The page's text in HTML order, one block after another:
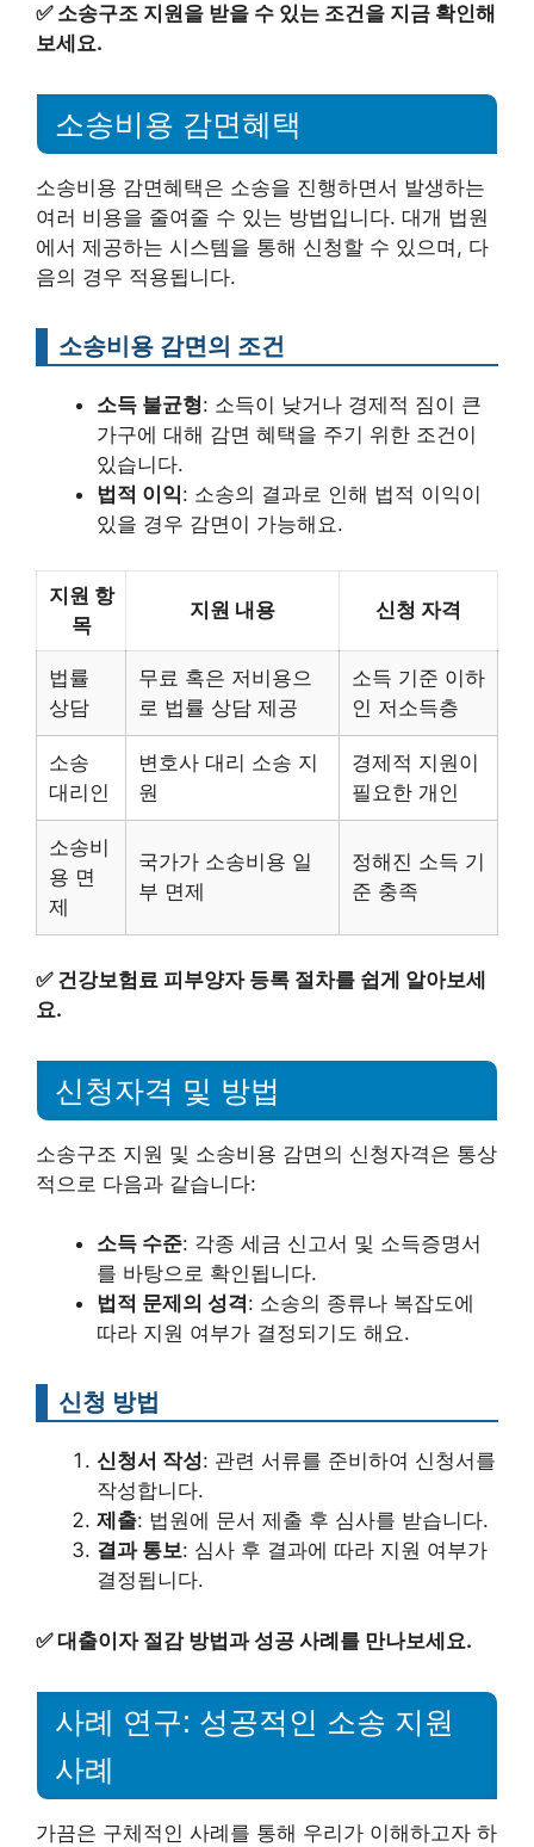
✅ 소송구조 지원을 받을 수 있는 조건을 지금 확인해
보세요.
소송비용 감면혜택
소송비용 감면혜택은 소송을 진행하면서 발생하는
여러 비용을 줄여줄 수 있는 방법입니다. 대개 법원
에서 제공하는 시스템을 통해 신청할 수 있으며, 다
음의 경우 적용됩니다.
소송비용 감면의 조건
소득 불균형: 소득이 낮거나 경제적 짐이 큰
가구에 대해 감면 혜택을 주기 위한 조건이
있습니다.
법적 이익: 소송의 결과로 인해 법적 이익이
있을 경우 감면이 가능해요.
지원 항
목
지원 내용 신청 자격
법률
상담
무료 혹은 저비용으
로 법률 상담 제공
소득 기준 이하
인 저소득층
소송
대리인
변호사 대리 소송 지
원
경제적 지원이
필요한 개인
소송비
용 면
제
국가가 소송비용 일
부 면제
정해진 소득 기
준 충족
✅ 건강보험료 피부양자 등록 절차를 쉽게 알아보세
요.
신청자격 및 방법
소송구조 지원 및 소송비용 감면의 신청자격은 통상
적으로 다음과 같습니다:
소득 수준: 각종 세금 신고서 및 소득증명서
를 바탕으로 확인됩니다.
법적 문제의 성격: 소송의 종류나 복잡도에
따라 지원 여부가 결정되기도 해요.
신청 방법
신청서 작성: 관련 서류를 준비하여 신청서를
작성합니다.
제출: 법원에 문서 제출 후 심사를 받습니다.
결과 통보: 심사 후 결과에 따라 지원 여부가
결정됩니다.
✅대출이자 절감 방법과 성공 사례를 만나보세요.
사례 연구: 성공적인 소송 지원
사례
가끔은 구체적인 사례를 통해 우리가 이해하고자 하